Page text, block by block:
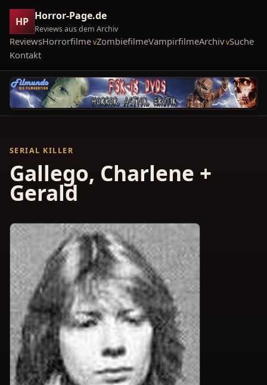
HP Horror-Page.de
Reviews aus dem Archiv
ReviewsHorrorfilme ZombiefilmeVampirfilmeArchiv Suche
Kontakt
SERIAL KILLER
Gallego, Charlene +
Gerald